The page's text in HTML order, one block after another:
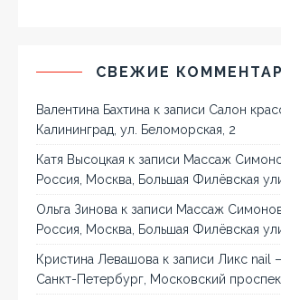
СВЕЖИЕ
Валентина Бахтина к записи Салон
Калининград, ул. Беломорская, 2
Катя Высоцкая к записи Массаж
Россия, Москва, Большая Филёвская
Ольга Зинова к записи Массаж
Россия, Москва, Большая Филёвская
Кристина Левашова к записи Ликс nail
Санкт-Петербург, Московский